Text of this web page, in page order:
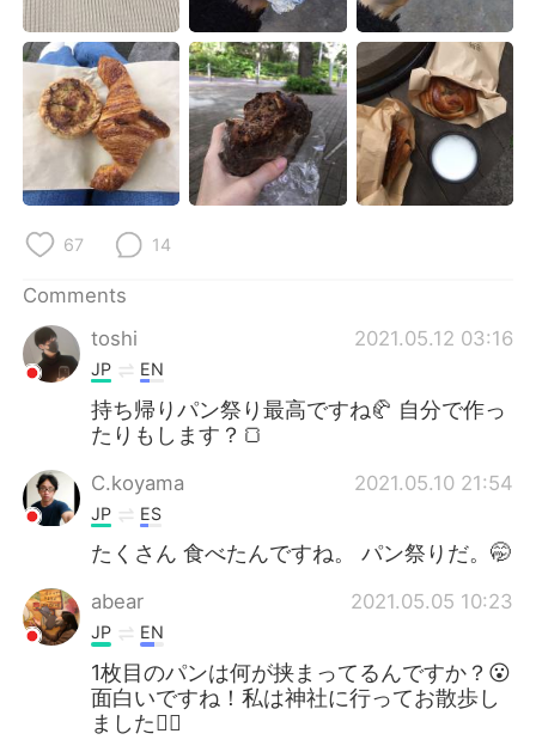
67 14
Comments
toshi
2021.05.12 03:16
JP EN
持ち帰りパン祭り最高ですね🥐 自分で作っ
たりもします？🍞
C.koyama 2021.05.10 21:54
JP ES
たくさん 食べたんですね。 パン祭りだ。🤭
abear 2021.05.05 10:23
JP EN
1枚目のパンは何が挟まってるんですか？😮
面白いですね！私は神社に行ってお散歩し
ました🚶‍♀️